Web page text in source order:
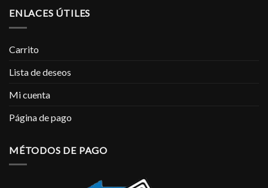
ENLACES ÚTILES
Carrito
Lista de deseos
Mi cuenta
Página de pago
MÉTODOS DE PAGO